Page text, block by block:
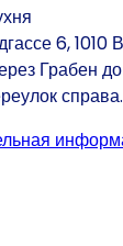
6, 1010
Грабен
справа.